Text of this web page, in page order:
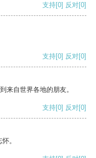
支持[0] 反对[0]
支持[0] 反对[0]
来自世界各地的朋友。
支持[0] 反对[0]
。